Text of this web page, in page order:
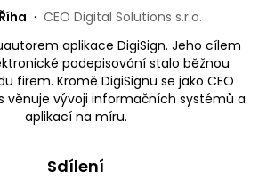
· CEO Digital Solutions s.r.o.
aplikace DigiSign. Jeho cílem
podepisování stalo běžnou
firem. Kromě DigiSignu se jako CEO
věnuje vývoji informačních systémů a
aplikací na míru.
Sdílení